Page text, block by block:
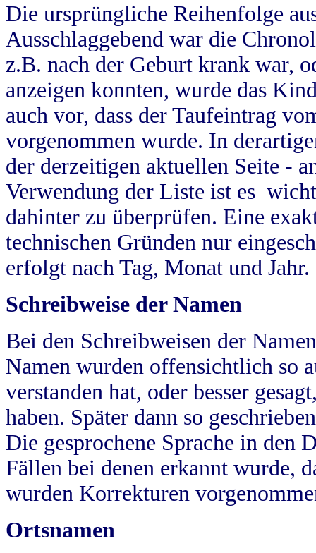
Die ursprüngliche Reihenfolge
Ausschlaggebend war die
z.B. nach der Geburt krank war,
anzeigen konnten, wurde das
auch vor, dass der Taufeintrag
vorgenommen wurde. In
der derzeitigen aktuellen Seite -
Verwendung der Liste ist es
dahinter zu überprüfen. Eine
technischen Gründen nur
erfolgt nach Tag, Monat und Jahr.
Schreibweise der Namen
Bei den Schreibweisen der
Namen wurden offensichtlich so
verstanden hat, oder besser
haben. Später dann so
Die gesprochene Sprache in
Fällen bei denen erkannt wurde,
wurden Korrekturen
Ortsnamen